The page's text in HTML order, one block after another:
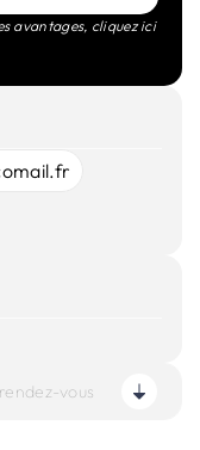
avantages, cliquez ici
vous